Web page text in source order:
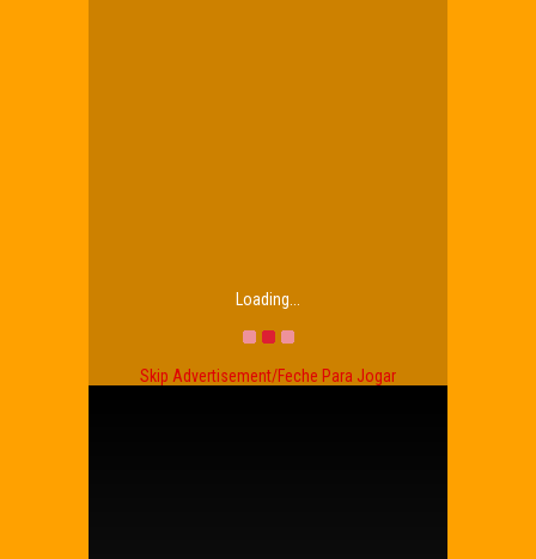
Loading...
Skip Advertisement/Feche Para Jogar